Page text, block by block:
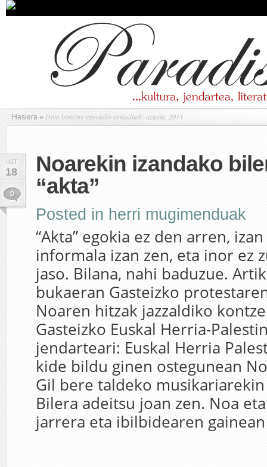
Hasiera » Data honetan egindako artikuluak: uztaila, 2014
UZT
18
0
Noarekin izandako
“akta”
Posted in herri mugimenduak
“Akta” egokia ez den arren,
informala izan zen, eta inor ez
jaso. Bilana, nahi baduzue.
bukaeran Gasteizko
Noaren hitzak jazzaldiko
Gasteizko Euskal Herria-
jendarteari: Euskal Herria
kide bildu ginen ostegunean
Gil bere taldeko
Bilera adeitsu joan zen. Noa
jarrera eta ibilbidearen